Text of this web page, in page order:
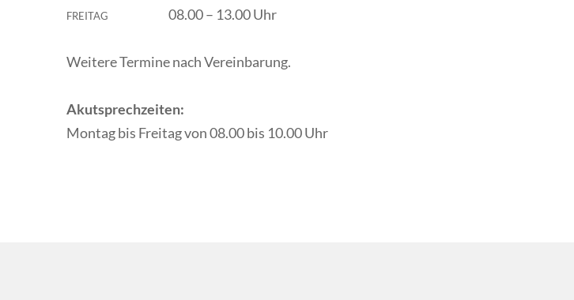
freitag
08.00 – 13.00 Uhr
Weitere Termine nach Vereinbarung.
Akutsprechzeiten:
Montag bis Freitag von 08.00 bis 10.00 Uhr